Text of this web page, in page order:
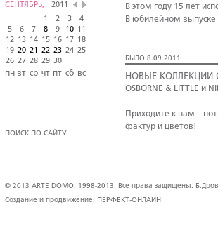
СЕНТЯБРЬ,
2011
1
2 3
4
5
6 7 8 9 10
11
12 13 14 15 16 17
18
19 20 21 22 23 24 25
26 27 28 29 30
пн вт ср чт пт сб вс
ПОИСК ПО САЙТУ
В этом году 15 лет
В юбилейном
БЫЛО 8.09.2011
НОВЫЕ КОЛЛЕКЦИИ
OSBORNE & LITTLE и
Приходите к нам –
фактур и цветов!
© 2013 ARTE DOMO. 1998-2013. Все права защищены.
Создание и продвижение. ПЕРФЕКТ-ОНЛАЙН